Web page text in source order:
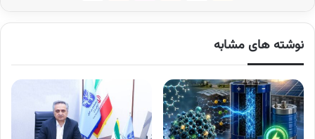
نوشته های مشابه